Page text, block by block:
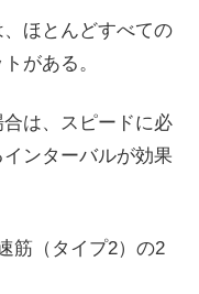
ほとんどすべての
がある。
は、スピードに必
ンターバルが効果
筋（タイプ2）の2